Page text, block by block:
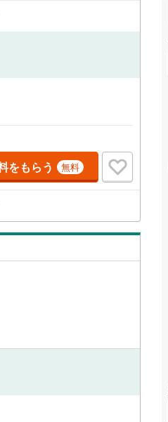
門家同士が連携をとってい
をもらう 無料
（1）
可（3）